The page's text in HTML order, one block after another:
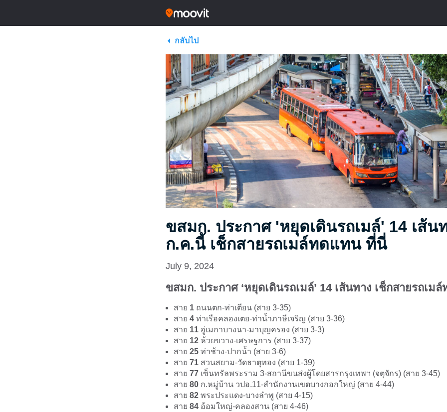
กลับไป
ขสมก. ประกาศ 'หยุดเดินรถเมล์' 14 เส้น
ก.ค.นี้ เช็กสายรถเมล์ทดแทน ที่นี่
July 9, 2024
ขสมก. ประกาศ ‘หยุดเดินรถเมล์’ 14 เส้นทาง เช็กสายรถเม
สาย 1 ถนนตก-ท่าเตียน (สาย 3-35)
สาย 4 ท่าเรือคลองเตย-ท่าน้ำภาษีเจริญ (สาย 3-36)
สาย 11 อู่เมกาบางนา-มาบุญครอง (สาย 3-3)
สาย 12 ห้วยขวาง-เศรษฐการ (สาย 3-37)
สาย 25 ท่าช้าง-ปากน้ำ (สาย 3-6)
สาย 71 สวนสยาม-วัดธาตุทอง (สาย 1-39)
สาย 77 เซ็นทรัลพระราม 3-สถานีขนส่งผู้โดยสารกรุงเทพฯ (จตุจักร) (สาย 3-45)
สาย 80 ก.หมู่บ้าน วปอ.11-สำนักงานเขตบางกอกใหญ่ (สาย 4-44)
สาย 82 พระประแดง-บางลำพู (สาย 4-15)
สาย 84 อ้อมใหญ่-คลองสาน (สาย 4-46)